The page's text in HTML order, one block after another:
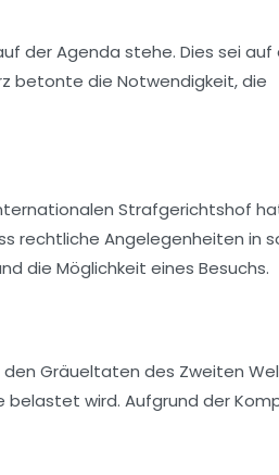
der Agenda stehe. Dies sei auf
betonte die Notwendigkeit, die
Strafgerichtshof
rechtliche Angelegenheiten in
die Möglichkeit eines Besuchs.
Gräueltaten des Zweiten
wird. Aufgrund der